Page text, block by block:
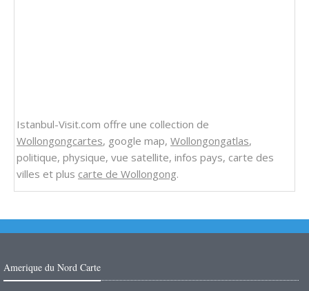
Istanbul-Visit.com offre une collection de
Wollongongcartes, google map, Wollongongatlas,
politique, physique, vue satellite, infos pays, carte des
villes et plus carte de Wollongong.
Amerique du Nord Carte